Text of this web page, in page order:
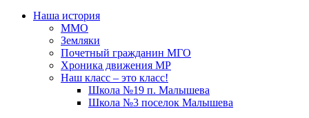
Наша история
ММО
Земляки
Почетный гражданин МГО
Хроника движения МР
Наш класс – это класс!
Школа №19 п. Малышева
Школа №3 поселок Малышева